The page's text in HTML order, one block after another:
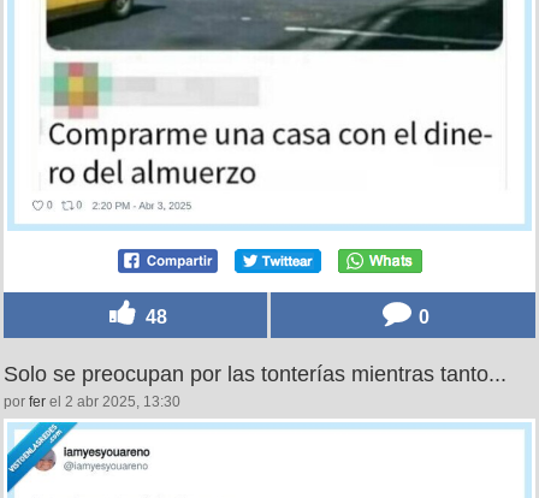
48 0
Solo se preocupan por las tonterías mientras tanto...
por fer el 2 abr 2025, 13:30